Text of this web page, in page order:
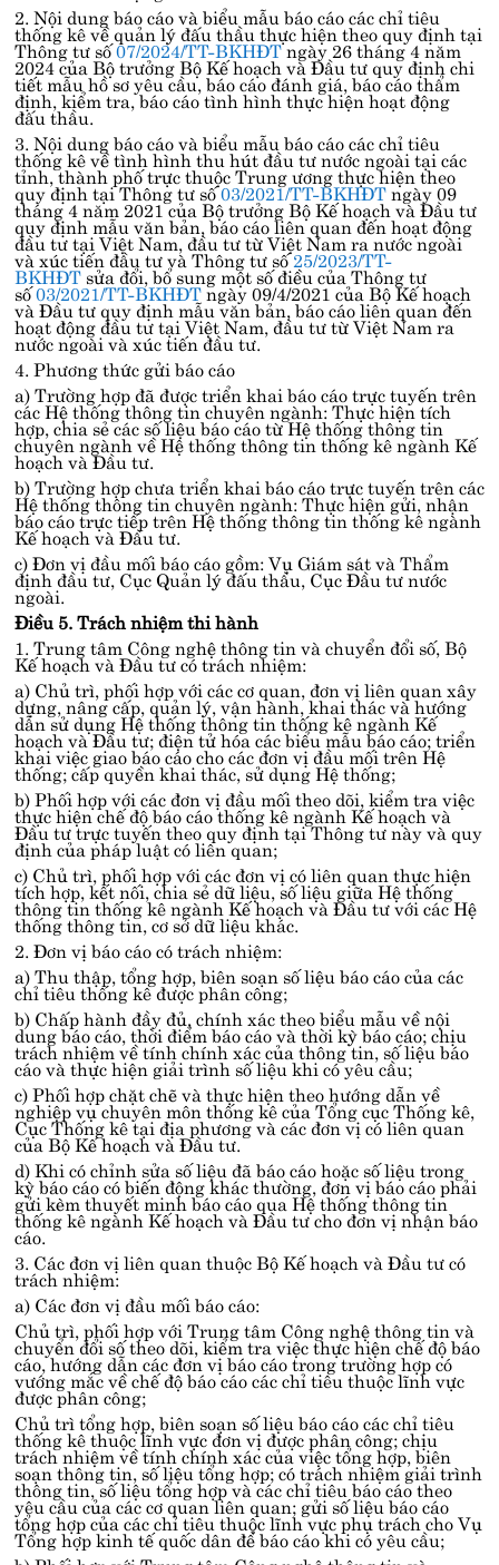
2. Nội dung báo cáo và biểu mẫu báo cáo các chỉ tiêu
thống kê về quản lý đấu thầu thực hiện theo quy định tại
Thông tư số07/2024/TT-BKHĐTngày 26 tháng 4 năm
2024 của Bộ trưởng Bộ Kế hoạch và Đầu tư quy định chi
tiết mẫu hồ sơ yêu cầu, báo cáo đánh giá, báo cáo thẩm
định, kiểm tra, báo cáo tình hình thực hiện hoạt động
đấu thầu.
3. Nội dung báo cáo và biểu mẫu báo cáo các chỉ tiêu
thống kê về tình hình thu hút đầu tư nước ngoài tại các
tỉnh, thành phố trực thuộc Trung ương thực hiện theo
quy định tại Thông tư số03/2021/TT-BKHĐTngày 09
tháng 4 năm 2021 của Bộ trưởng Bộ Kế hoạch và Đầu tư
quy định mẫu văn bản, báo cáo liên quan đến hoạt động
đầu tư tại Việt Nam, đầu tư từ Việt Nam ra nước ngoài
và xúc tiến đầu tư và Thông tư số25/2023/TT-
BKHĐTsửa đổi, bổ sung một số điều của Thông tư
số03/2021/TT-BKHĐTngày 09/4/2021 của Bộ Kế hoạch
và Đầu tư quy định mẫu văn bản, báo cáo liên quan đến
hoạt động đầu tư tại Việt Nam, đầu tư từ Việt Nam ra
nước ngoài và xúc tiến đầu tư.
4. Phương thức gửi báo cáo
a) Trường hợp đã được triển khai báo cáo trực tuyến trên
các Hệ thống thông tin chuyên ngành: Thực hiện tích
hợp, chia sẻ các số liệu báo cáo từ Hệ thống thông tin
chuyên ngành về Hệ thống thông tin thống kê ngành Kế
hoạch và Đầu tư.
b) Trường hợp chưa triển khai báo cáo trực tuyến trên các
Hệ thống thông tin chuyên ngành: Thực hiện gửi, nhận
báo cáo trực tiếp trên Hệ thống thông tin thống kê ngành
Kế hoạch và Đầu tư.
c) Đơn vị đầu mối báo cáo gồm: Vụ Giám sát và Thẩm
định đầu tư, Cục Quản lý đấu thầu, Cục Đầu tư nước
ngoài.
Điều 5. Trách nhiệm thi hành
1. Trung tâm Công nghệ thông tin và chuyển đổi số, Bộ
Kế hoạch và Đầu tư có trách nhiệm:
a) Chủ trì, phối hợp với các cơ quan, đơn vị liên quan xây
dựng, nâng cấp, quản lý, vận hành, khai thác và hướng
dẫn sử dụng Hệ thống thông tin thống kê ngành Kế
hoạch và Đầu tư; điện tử hóa các biểu mẫu báo cáo; triển
khai việc giao báo cáo cho các đơn vị đầu mối trên Hệ
thống; cấp quyền khai thác, sử dụng Hệ thống;
b) Phối hợp với các đơn vị đầu mối theo dõi, kiểm tra việc
thực hiện chế độ báo cáo thống kê ngành Kế hoạch và
Đầu tư trực tuyến theo quy định tại Thông tư này và quy
định của pháp luật có liên quan;
c) Chủ trì, phối hợp với các đơn vị có liên quan thực hiện
tích hợp, kết nối, chia sẻ dữ liệu, số liệu giữa Hệ thống
thông tin thống kê ngành Kế hoạch và Đầu tư với các Hệ
thống thông tin, cơ sở dữ liệu khác.
2. Đơn vị báo cáo có trách nhiệm:
a) Thu thập, tổng hợp, biên soạn số liệu báo cáo của các
chỉ tiêu thống kê được phân công;
b) Chấp hành đầy đủ, chính xác theo biểu mẫu về nội
dung báo cáo, thời điểm báo cáo và thời kỳ báo cáo; chịu
trách nhiệm về tính chính xác của thông tin, số liệu báo
cáo và thực hiện giải trình số liệu khi có yêu cầu;
c) Phối hợp chặt chẽ và thực hiện theo hướng dẫn về
nghiệp vụ chuyên môn thống kê của Tổng cục Thống kê,
Cục Thống kê tại địa phương và các đơn vị có liên quan
của Bộ Kế hoạch và Đầu tư.
d) Khi có chỉnh sửa số liệu đã báo cáo hoặc số liệu trong
kỳ báo cáo có biến động khác thường, đơn vị báo cáo phải
gửi kèm thuyết minh báo cáo qua Hệ thống thông tin
thống kê ngành Kế hoạch và Đầu tư cho đơn vị nhận báo
cáo.
3. Các đơn vị liên quan thuộc Bộ Kế hoạch và Đầu tư có
trách nhiệm:
a) Các đơn vị đầu mối báo cáo:
Chủ trì, phối hợp với Trung tâm Công nghệ thông tin và
chuyển đổi số theo dõi, kiểm tra việc thực hiện chế độ báo
cáo, hướng dẫn các đơn vị báo cáo trong trường hợp có
vướng mắc về chế độ báo cáo các chỉ tiêu thuộc lĩnh vực
được phân công;
Chủ trì tổng hợp, biên soạn số liệu báo cáo các chỉ tiêu
thống kê thuộc lĩnh vực đơn vị được phân công; chịu
trách nhiệm về tính chính xác của việc tổng hợp, biên
soạn thông tin, số liệu tổng hợp; có trách nhiệm giải trình
thông tin, số liệu tổng hợp và các chỉ tiêu báo cáo theo
yêu cầu của các cơ quan liên quan; gửi số liệu báo cáo
tổng hợp của các chỉ tiêu thuộc lĩnh vực phụ trách cho Vụ
Tổng hợp kinh tế quốc dân để báo cáo khi có yêu cầu;